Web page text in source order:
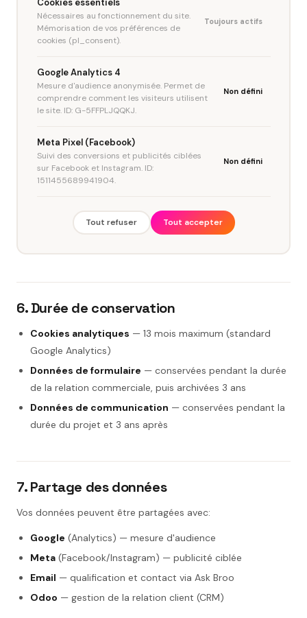
Nécessaires au fonctionnement du site.
Mémorisation de vos préférences de
cookies (pl_consent).
Toujours actifs
Google Analytics 4
Mesure d'audience anonymisée. Permet de
comprendre comment les visiteurs utilisent
le site. ID: G-5FFPLJQQKJ.
Non défini
Meta Pixel (Facebook)
Suivi des conversions et publicités ciblées
sur Facebook et Instagram. ID:
1511455689941904.
Non défini
Tout refuser Tout accepter
6. Durée de conservation
Cookies analytiques — 13 mois maximum (standard
Google Analytics)
Données de formulaire — conservées pendant la durée
de la relation commerciale, puis archivées 3 ans
Données de communication — conservées pendant la
durée du projet et 3 ans après
7. Partage des données
Vos données peuvent être partagées avec:
Google (Analytics) — mesure d'audience
Meta (Facebook/Instagram) — publicité ciblée
Email — qualification et contact via Ask Broo
Odoo — gestion de la relation client (CRM)